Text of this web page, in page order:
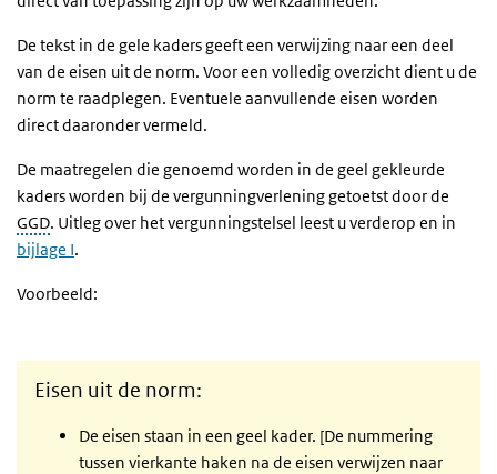
De tekst in de gele kaders geeft een verwijzing naar een deel
van de eisen uit de norm. Voor een volledig overzicht dient u de
norm te raadplegen. Eventuele aanvullende eisen worden
direct daaronder vermeld.
De maatregelen die genoemd worden in de geel gekleurde
kaders worden bij de vergunningverlening getoetst door de
GGD. Uitleg over het vergunningstelsel leest u verderop en in
bijlage I.
Voorbeeld:
Eisen uit de norm:
De eisen staan in een geel kader. [De nummering
tussen vierkante haken na de eisen verwijzen naar